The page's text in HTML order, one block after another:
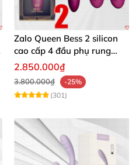
Zalo Queen Bess 2 silicon
cao cấp 4 đầu phụ rung
nhiệt đa điểm
2.850.000₫
3.800.000₫
-25%
(301)